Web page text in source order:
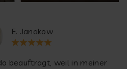
E. Janakow
beauftragt, weil in meiner